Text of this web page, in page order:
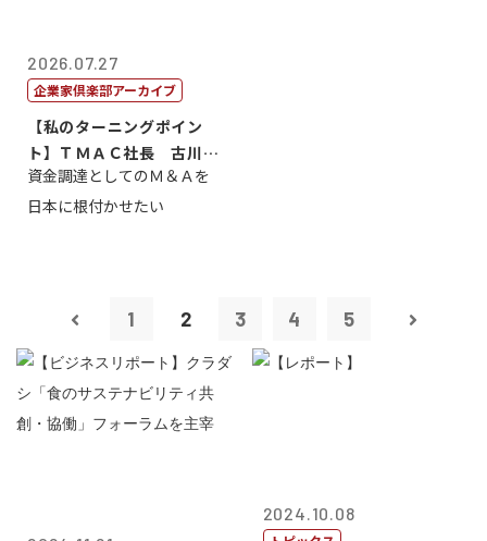
2026.07.27
企業家倶楽部アーカイブ
【私のターニングポイン
ト】ＴＭＡＣ社長 古川英
一
資金調達としてのＭ＆Ａを
日本に根付かせたい
1 2 3 4 5
2024.10.08